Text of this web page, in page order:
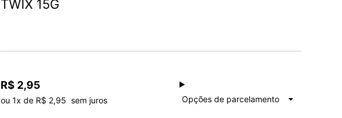
TWIX 15G
R$ 2,95
ou 1x de R$ 2,95  sem juros Opções de parcelamento
à vistaR$ 2,95
Total: R$ 2,95